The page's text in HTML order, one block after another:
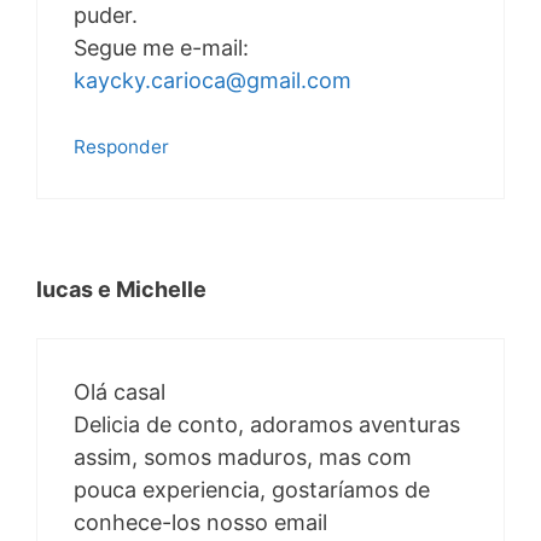
puder.
Segue me e-mail:
kaycky.carioca@gmail.com
Responder
lucas e Michelle
Olá casal
Delicia de conto, adoramos aventuras
assim, somos maduros, mas com
pouca experiencia, gostaríamos de
conhece-los nosso email